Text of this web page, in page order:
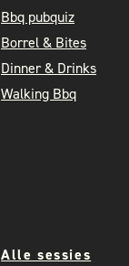
Bbq pubquiz
Borrel & Bites
Dinner & Drinks
Walking Bbq
Alle sessies